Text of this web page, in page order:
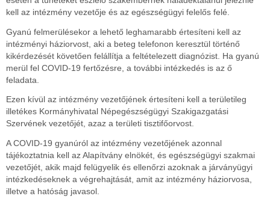
kell az intézmény vezetője és az egészségügyi felelős felé.
Gyanú felmerülésekor a lehető leghamarabb értesíteni kell az
intézményi háziorvost, aki a beteg telefonon keresztül történő
kikérdezését követően felállítja a feltételezett diagnózist. Ha gyanú
merül fel COVID-19 fertőzésre, a további intézkedés is az ő
feladata.
Ezen kívül az intézmény vezetőjének értesíteni kell a területileg
illetékes Kormányhivatal Népegészségügyi Szakigazgatási
Szervének vezetőjét, azaz a területi tisztifőorvost.
A COVID-19 gyanúról az intézmény vezetőjének azonnal
tájékoztatnia kell az Alapítvány elnökét, és egészségügyi szakmai
vezetőjét, akik majd felügyelik és ellenőrzi azoknak a járványügyi
intézkedéseknek a végrehajtását, amit az intézmény háziorvosa,
illetve a hatóság javasol.